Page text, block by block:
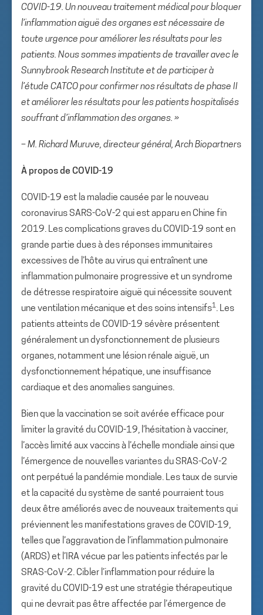
COVID-19. Un nouveau traitement médical pour bloquer
l’inflammation aiguë des organes est nécessaire de
toute urgence pour améliorer les résultats pour les
patients. Nous sommes impatients de travailler avec le
Sunnybrook Research Institute et de participer à
l’étude CATCO pour confirmer nos résultats de phase II
et améliorer les résultats pour les patients hospitalisés
souffrant d’inflammation des organes. »
– M. Richard Muruve, directeur général, Arch Biopartners
À propos de COVID-19
COVID-19 est la maladie causée par le nouveau
coronavirus SARS-CoV-2 qui est apparu en Chine fin
2019. Les complications graves du COVID-19 sont en
grande partie dues à des réponses immunitaires
excessives de l’hôte au virus qui entraînent une
inflammation pulmonaire progressive et un syndrome
de détresse respiratoire aiguë qui nécessite souvent
une ventilation mécanique et des soins intensifs1. Les
patients atteints de COVID-19 sévère présentent
généralement un dysfonctionnement de plusieurs
organes, notamment une lésion rénale aiguë, un
dysfonctionnement hépatique, une insuffisance
cardiaque et des anomalies sanguines.
Bien que la vaccination se soit avérée efficace pour
limiter la gravité du COVID-19, l’hésitation à vacciner,
l’accès limité aux vaccins à l’échelle mondiale ainsi que
l’émergence de nouvelles variantes du SRAS-CoV-2
ont perpétué la pandémie mondiale. Les taux de survie
et la capacité du système de santé pourraient tous
deux être améliorés avec de nouveaux traitements qui
préviennent les manifestations graves de COVID-19,
telles que l’aggravation de l’inflammation pulmonaire
(ARDS) et l’IRA vécue par les patients infectés par le
SRAS-CoV-2. Cibler l’inflammation pour réduire la
gravité du COVID-19 est une stratégie thérapeutique
qui ne devrait pas être affectée par l’émergence de